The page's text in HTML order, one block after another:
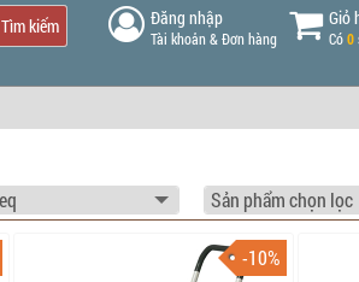
Tìm kiếm Đăng nhập
Tài khoản & Đơn hàng
Giỏ
Có0
-10%